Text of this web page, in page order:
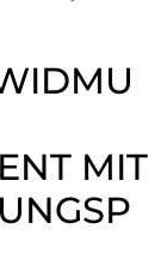
MIT